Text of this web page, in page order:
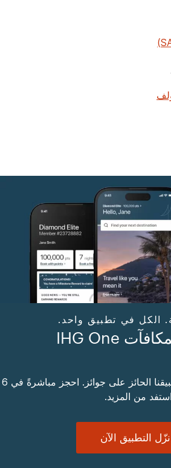
الكل في تطبيق واحد.
تطبيق برنامج المكافآت IHG One
سهّل سفرك من خلال تطبيقنا الحائز على جوائز. احجز مباشرةً في 6
نزّل التطبيق الآن